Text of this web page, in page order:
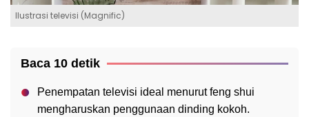
Ilustrasi televisi (Magnific)
Baca 10 detik
Penempatan televisi ideal menurut feng shui
mengharuskan penggunaan dinding kokoh.